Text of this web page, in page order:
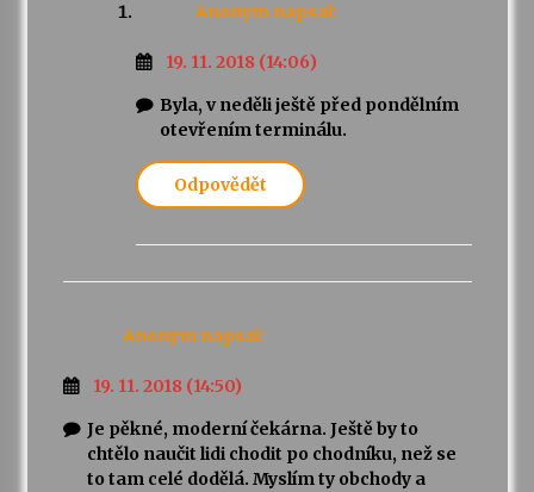
Petr Adamec – Malovaný svět
Anonym napsal:
19. 11. 2018 (14:06)
Byla, v neděli ještě před pondělním
otevřením terminálu.
Odpovědět
Anonym napsal:
19. 11. 2018 (14:50)
Je pěkné, moderní čekárna. Ještě by to
chtělo naučit lidi chodit po chodníku, než se
to tam celé dodělá. Myslím ty obchody a